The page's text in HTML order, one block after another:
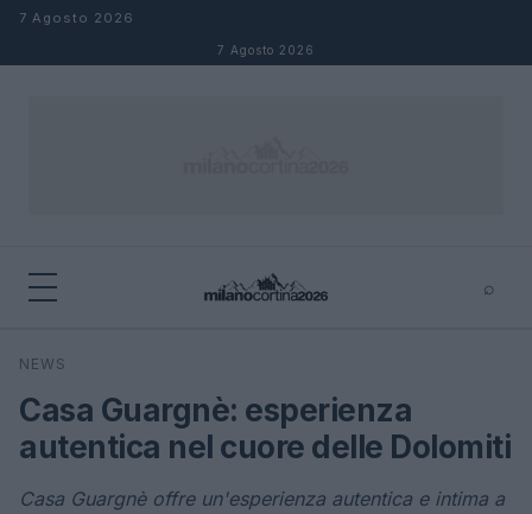
Salta al contenuto
7 Agosto 2026
7 Agosto 2026
⌕
Cerca
NEWS
Casa Guargnè: esperienza
autentica nel cuore delle Dolomiti
Casa Guargnè offre un'esperienza autentica e intima a